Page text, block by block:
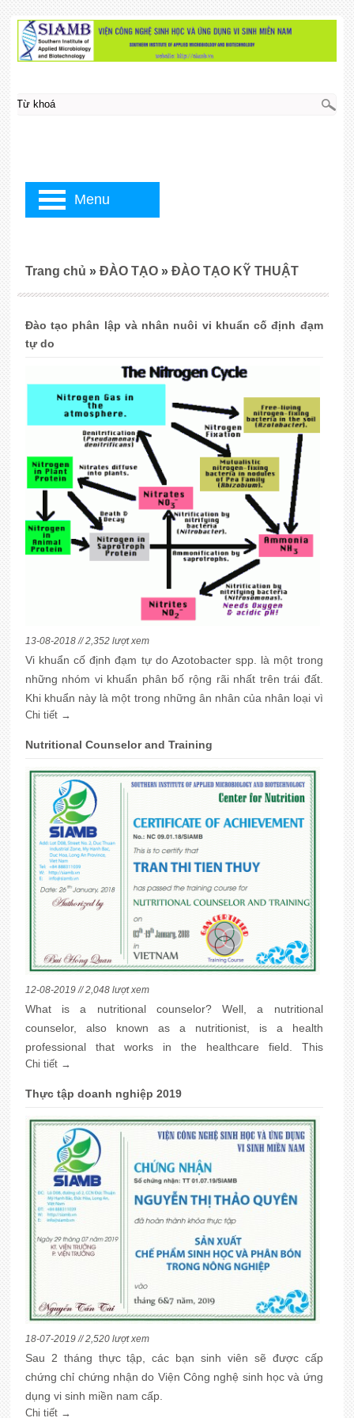
Đào tạo phân lập và nhân nuôi vi khuẩn cố định đạm
tự do
13-08-2018 // 2,352 lượt xem
Vi khuẩn cố định đạm tự do Azotobacter spp. là một trong
những nhóm vi khuẩn phân bố rộng rãi nhất trên trái đất.
Khi khuẩn này là một trong những ân nhân của nhân loại vì
nó góp phần khép kín chu trình Ni tơ trong tự nhiên. Khóa
Chi tiết →
Nutritional Counselor and Training
12-08-2019 // 2,048 lượt xem
What is a nutritional counselor? Well, a nutritional
counselor, also known as a nutritionist, is a health
professional that works in the healthcare field. This
professional typically works in a: hospital, clinic, doctor’s
counselor helps clients (i.e. patients, individuals, residents,
groups, and children) develop healthy eating habits. They
also develop customized diets and eating programs for
those who have special dietary such as diabetes, high
blood pressure, low salt and sugar.
Chi tiết →
Thực tập doanh nghiệp 2019
18-07-2019 // 2,520 lượt xem
Sau 2 tháng thực tập, các bạn sinh viên sẽ được cấp
chứng chỉ chứng nhận do Viện Công nghệ sinh học và ứng
dụng vi sinh miền nam cấp.
Chi tiết →
Trang chủ » ĐÀO TẠO » ĐÀO TẠO KỸ THUẬT
Menu